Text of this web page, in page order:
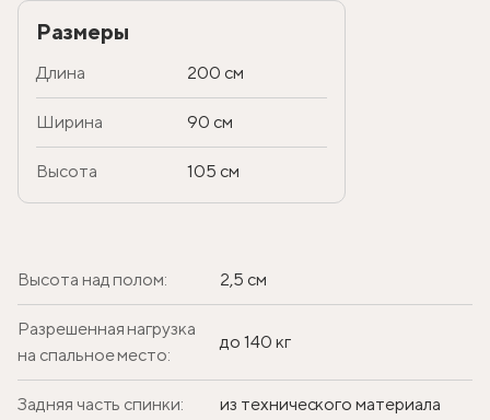
Размеры
Длина 200 см
Ширина 90 см
Высота 105 см
Высота над полом: 2,5 см
Разрешенная нагрузка
на спальное место:
до 140 кг
Задняя часть спинки: из технического материала